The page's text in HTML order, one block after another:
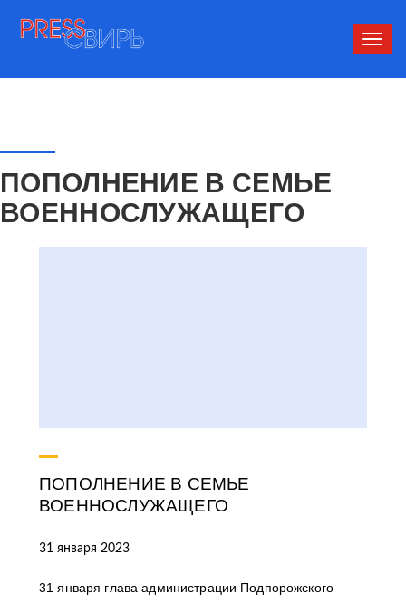
ПОПОЛНЕНИЕ В СЕМЬЕ
ВОЕННОСЛУЖАЩЕГО
ПОПОЛНЕНИЕ В СЕМЬЕ
ВОЕННОСЛУЖАЩЕГО
31 января 2023
31 января глава администрации Подпорожского